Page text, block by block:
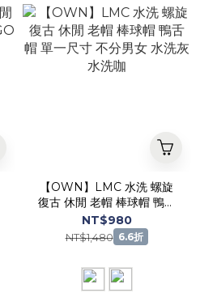
【OWN】LMC 水洗 螺旋
復古 休閒 老帽 棒球帽 鴨舌
帽 單一尺寸 不分男女 水洗
灰 水洗咖
NT$980
NT$1,480 6.6折